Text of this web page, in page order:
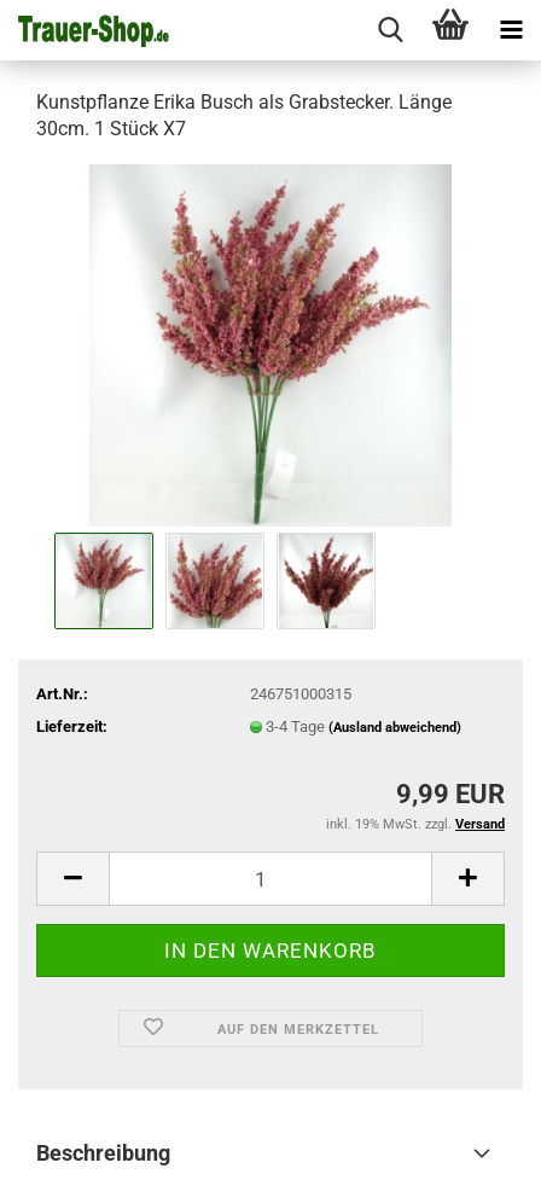
Kunstpflanze Erika Busch als Grabstecker. Länge
30cm. 1 Stück X7
Art.Nr.:
246751000315
Lieferzeit:
3-4 Tage (Ausland abweichend)
9,99 EUR
inkl. 19% MwSt. zzgl. Versand
AUF DEN MERKZETTEL
Beschreibung